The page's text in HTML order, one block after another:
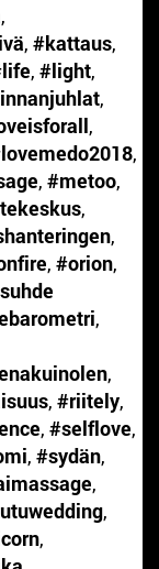
,
, #kattaus,
, #light,
,
,
,
, #metoo,
,
,
, #orion,
,
,
, #riitely,
, #selflove,
, #sydän,
,
,
,